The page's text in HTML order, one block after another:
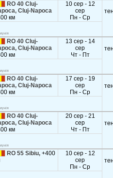
RO 40 Cluj-
Cluj-Napoca
км
10 сер - 12
сер
Пн - Ср
RO 40 Cluj-
Cluj-Napoca
км
13 сер - 14
сер
Чт - Пт
RO 40 Cluj-
Cluj-Napoca
км
17 сер - 19
сер
Пн - Ср
RO 40 Cluj-
Cluj-Napoca
км
20 сер - 21
сер
Чт - Пт
RO 55 Sibiu,+400
10 сер - 12
сер
Пн - Ср